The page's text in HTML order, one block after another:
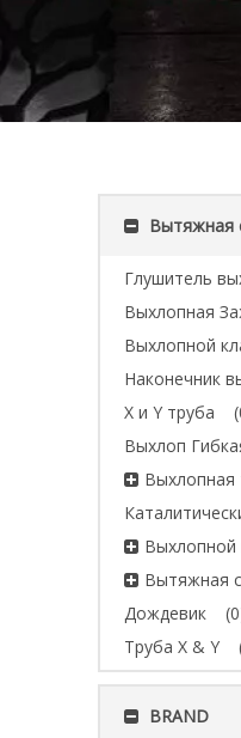
Вытяжная
Глушитель
Выхлопная
Выхлопной
Наконечник
X и Y труба
Выхлоп
Выхлопная
Выхлопной
Вытяжная
Дождевик
Труба X & Y
BRAND